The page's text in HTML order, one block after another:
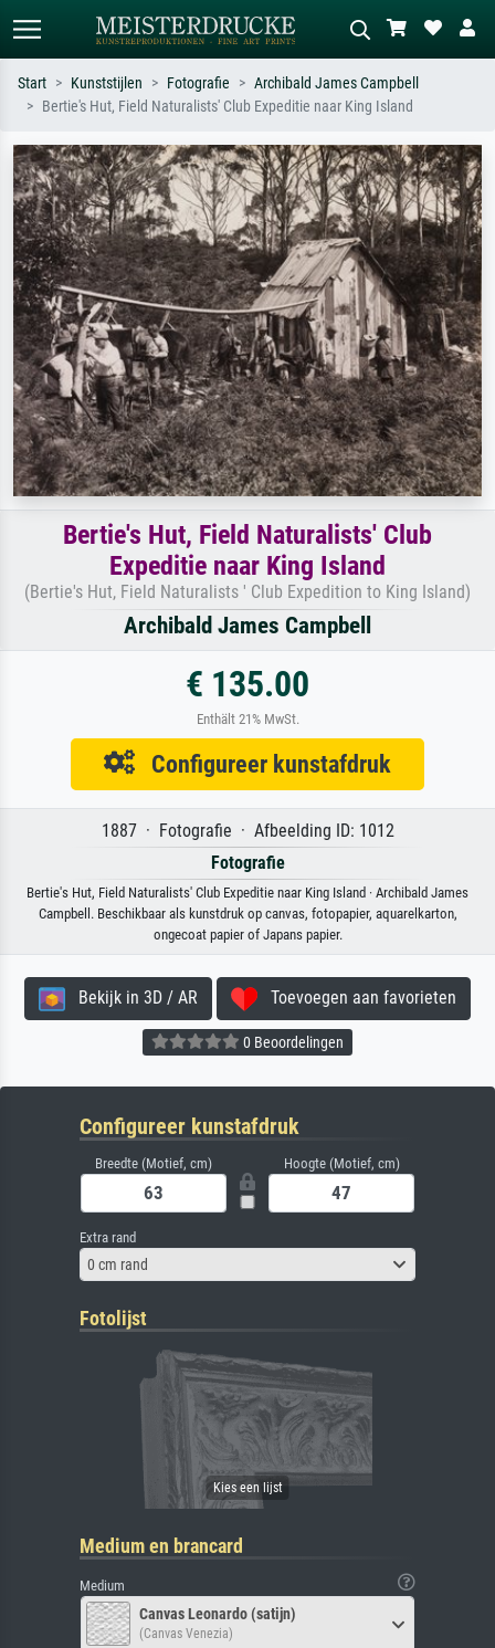
Zoek op kunstenaar, titel of stijl – bijv.
Monet, Sterrennacht, impressionisme,
Hokusai-golf, naakt.
Beschrijf de scène – bijv. groene
weide, abstract met veel rood, donker
olieverfschilderij, staand naakt naast
een boom.
Start Kunststijlen Fotografie
Archibald James Campbell
Bertie's Hut, Field Naturalists' Club Expeditie naar King Island
Bertie's Hut, Field Naturalists' Club
Expeditie naar King Island
(Bertie's Hut, Field Naturalists ' Club Expedition to King Island)
Archibald James Campbell
€ 135.00
Enthält 21% MwSt.
Configureer kunstafdruk
1887 · Fotografie · Afbeelding ID: 1012
Fotografie
Bertie's Hut, Field Naturalists' Club Expeditie naar King Island · Archibald James
Campbell. Beschikbaar als kunstdruk op canvas, fotopapier, aquarelkarton,
ongecoat papier of Japans papier.
Bekijk in 3D / AR Toevoegen aan favorieten
0 Beoordelingen
Configureer kunstafdruk
Breedte (Motief, cm) Hoogte (Motief, cm)
Extra rand
0 cm rand
Fotolijst
Medium en brancard
Medium
Canvas Leonardo (satijn)
(Canvas Venezia)